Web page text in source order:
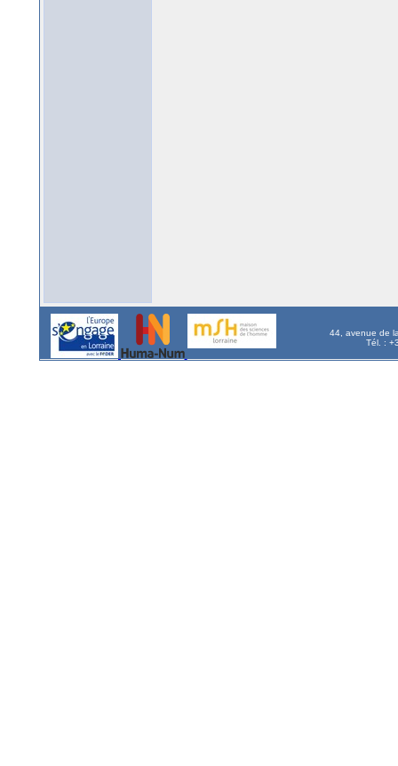
44, avenue de
Tél. :